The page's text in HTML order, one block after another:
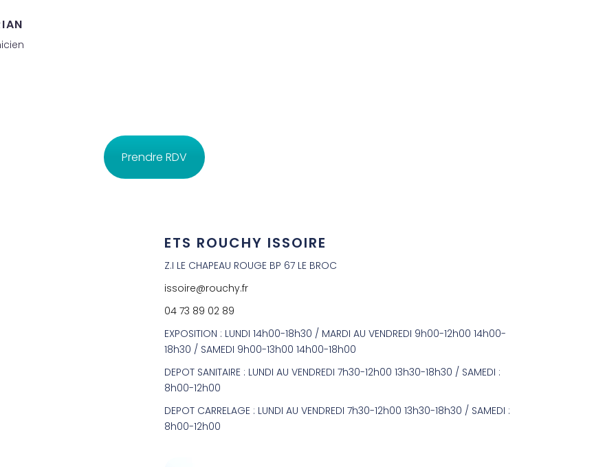
Prendre RDV
ETS ROUCHY ISSOIRE
Z.I LE CHAPEAU ROUGE BP 67 LE BROC
issoire@rouchy.fr
04 73 89 02 89
EXPOSITION : LUNDI 14h00-18h30 / MARDI AU VENDREDI 9h00-12h00 14h00-
18h30 / SAMEDI 9h00-13h00 14h00-18h00
DEPOT SANITAIRE : LUNDI AU VENDREDI 7h30-12h00 13h30-18h30 / SAMEDI :
8h00-12h00
DEPOT CARRELAGE : LUNDI AU VENDREDI 7h30-12h00 13h30-18h30 / SAMEDI :
8h00-12h00